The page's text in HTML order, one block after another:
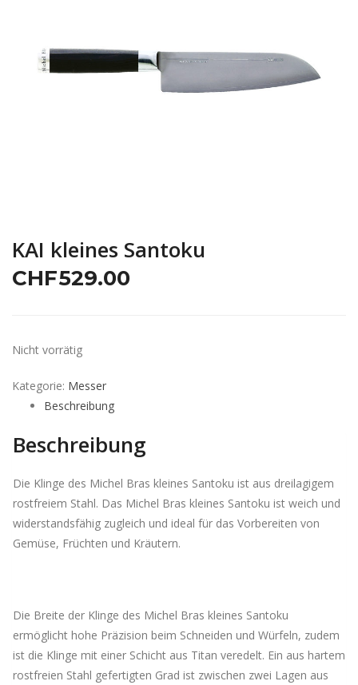
KAI kleines Santoku
CHF529.00
Nicht vorrätig
Kategorie: Messer
Beschreibung
Beschreibung
Die Klinge des Michel Bras kleines Santoku ist aus dreilagigem
rostfreiem Stahl. Das Michel Bras kleines Santoku ist weich und
widerstandsfähig zugleich und ideal für das Vorbereiten von
Gemüse, Früchten und Kräutern.
Die Breite der Klinge des Michel Bras kleines Santoku
ermöglicht hohe Präzision beim Schneiden und Würfeln, zudem
ist die Klinge mit einer Schicht aus Titan veredelt. Ein aus hartem
rostfreien Stahl gefertigten Grad ist zwischen zwei Lagen aus